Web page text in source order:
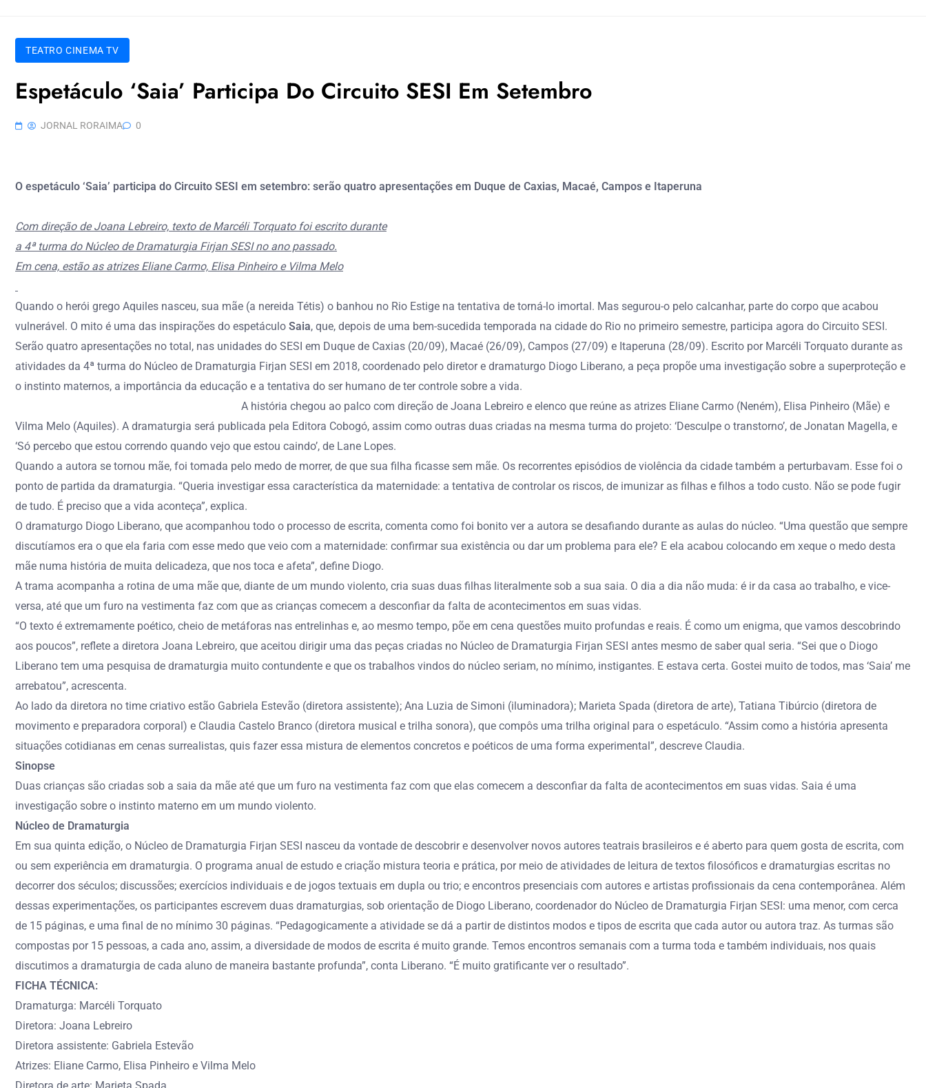
TEATRO CINEMA TV
Espetáculo ‘Saia’ Participa Do Circuito SESI Em Setembro
JORNAL RORAIMA 0
O espetáculo ‘Saia’ participa do Circuito SESI em setembro: serão quatro apresentações em Duque de Caxias, Macaé, Campos e Itaperuna
Com direção de Joana Lebreiro, texto de Marcéli Torquato foi escrito durante
a 4ª turma do Núcleo de Dramaturgia Firjan SESI no ano passado.
Em cena, estão as atrizes Eliane Carmo, Elisa Pinheiro e Vilma Melo
Quando o herói grego Aquiles nasceu, sua mãe (a nereida Tétis) o banhou no Rio Estige na tentativa de torná-lo imortal. Mas segurou-o pelo calcanhar, parte do corpo que acabou
vulnerável. O mito é uma das inspirações do espetáculo Saia, que, depois de uma bem-sucedida temporada na cidade do Rio no primeiro semestre, participa agora do Circuito SESI.
Serão quatro apresentações no total, nas unidades do SESI em Duque de Caxias (20/09), Macaé (26/09), Campos (27/09) e Itaperuna (28/09). Escrito por Marcéli Torquato durante as
atividades da 4ª turma do Núcleo de Dramaturgia Firjan SESI em 2018, coordenado pelo diretor e dramaturgo Diogo Liberano, a peça propõe uma investigação sobre a superproteção e
o instinto maternos, a importância da educação e a tentativa do ser humano de ter controle sobre a vida.
A história chegou ao palco com direção de Joana Lebreiro e elenco que reúne as atrizes Eliane Carmo (Neném), Elisa Pinheiro (Mãe) e
Vilma Melo (Aquiles). A dramaturgia será publicada pela Editora Cobogó, assim como outras duas criadas na mesma turma do projeto: ‘Desculpe o transtorno’, de Jonatan Magella, e
‘Só percebo que estou correndo quando vejo que estou caindo’, de Lane Lopes.
Quando a autora se tornou mãe, foi tomada pelo medo de morrer, de que sua filha ficasse sem mãe. Os recorrentes episódios de violência da cidade também a perturbavam. Esse foi o
ponto de partida da dramaturgia. “Queria investigar essa característica da maternidade: a tentativa de controlar os riscos, de imunizar as filhas e filhos a todo custo. Não se pode fugir
de tudo. É preciso que a vida aconteça”, explica.
O dramaturgo Diogo Liberano, que acompanhou todo o processo de escrita, comenta como foi bonito ver a autora se desafiando durante as aulas do núcleo. “Uma questão que sempre
discutíamos era o que ela faria com esse medo que veio com a maternidade: confirmar sua existência ou dar um problema para ele? E ela acabou colocando em xeque o medo desta
mãe numa história de muita delicadeza, que nos toca e afeta”, define Diogo.
A trama acompanha a rotina de uma mãe que, diante de um mundo violento, cria suas duas filhas literalmente sob a sua saia. O dia a dia não muda: é ir da casa ao trabalho, e vice-
versa, até que um furo na vestimenta faz com que as crianças comecem a desconfiar da falta de acontecimentos em suas vidas.
“O texto é extremamente poético, cheio de metáforas nas entrelinhas e, ao mesmo tempo, põe em cena questões muito profundas e reais. É como um enigma, que vamos descobrindo
aos poucos”, reflete a diretora Joana Lebreiro, que aceitou dirigir uma das peças criadas no Núcleo de Dramaturgia Firjan SESI antes mesmo de saber qual seria. “Sei que o Diogo
Liberano tem uma pesquisa de dramaturgia muito contundente e que os trabalhos vindos do núcleo seriam, no mínimo, instigantes. E estava certa. Gostei muito de todos, mas ‘Saia’ me
arrebatou”, acrescenta.
Ao lado da diretora no time criativo estão Gabriela Estevão (diretora assistente); Ana Luzia de Simoni (iluminadora); Marieta Spada (diretora de arte), Tatiana Tibúrcio (diretora de
movimento e preparadora corporal) e Claudia Castelo Branco (diretora musical e trilha sonora), que compôs uma trilha original para o espetáculo. “Assim como a história apresenta
situações cotidianas em cenas surrealistas, quis fazer essa mistura de elementos concretos e poéticos de uma forma experimental”, descreve Claudia.
Sinopse
Duas crianças são criadas sob a saia da mãe até que um furo na vestimenta faz com que elas comecem a desconfiar da falta de acontecimentos em suas vidas. Saia é uma
investigação sobre o instinto materno em um mundo violento.
Núcleo de Dramaturgia
Em sua quinta edição, o Núcleo de Dramaturgia Firjan SESI nasceu da vontade de descobrir e desenvolver novos autores teatrais brasileiros e é aberto para quem gosta de escrita, com
ou sem experiência em dramaturgia. O programa anual de estudo e criação mistura teoria e prática, por meio de atividades de leitura de textos filosóficos e dramaturgias escritas no
decorrer dos séculos; discussões; exercícios individuais e de jogos textuais em dupla ou trio; e encontros presenciais com autores e artistas profissionais da cena contemporânea. Além
dessas experimentações, os participantes escrevem duas dramaturgias, sob orientação de Diogo Liberano, coordenador do Núcleo de Dramaturgia Firjan SESI: uma menor, com cerca
de 15 páginas, e uma final de no mínimo 30 páginas. “Pedagogicamente a atividade se dá a partir de distintos modos e tipos de escrita que cada autor ou autora traz. As turmas são
compostas por 15 pessoas, a cada ano, assim, a diversidade de modos de escrita é muito grande. Temos encontros semanais com a turma toda e também individuais, nos quais
discutimos a dramaturgia de cada aluno de maneira bastante profunda”, conta Liberano. “É muito gratificante ver o resultado”.
FICHA TÉCNICA:
Dramaturga: Marcéli Torquato
Diretora: Joana Lebreiro
Diretora assistente: Gabriela Estevão
Atrizes: Eliane Carmo, Elisa Pinheiro e Vilma Melo